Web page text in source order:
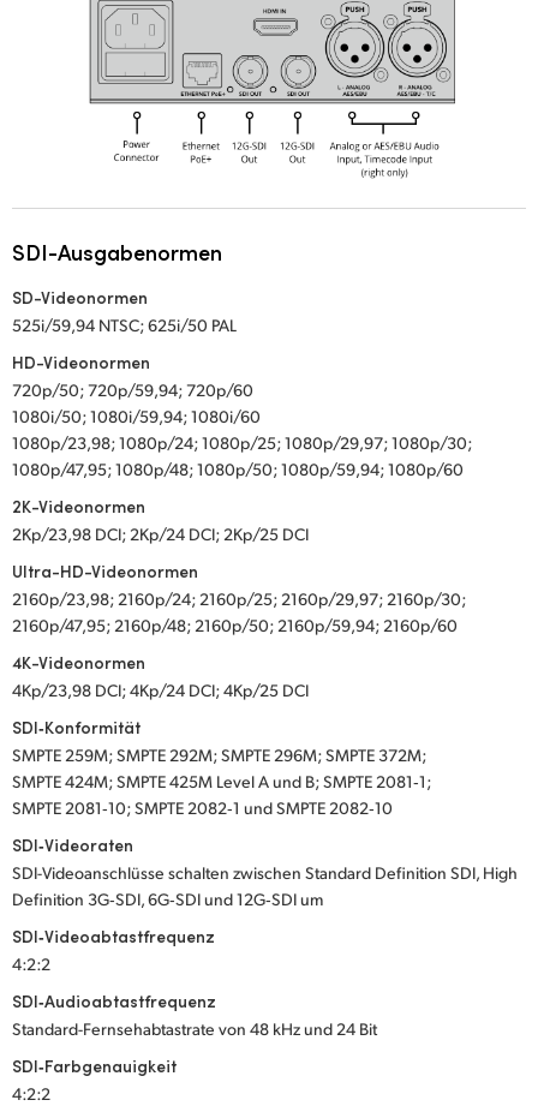
SDI-Ausgabenormen
SD-Videonormen
525i/59,94 NTSC; 625i/50 PAL
HD-Videonormen
720p/50; 720p/59,94; 720p/60
1080i/50; 1080i/59,94; 1080i/60
1080p/23,98; 1080p/24; 1080p/25; 1080p/29,97; 1080p/30;
1080p/47,95; 1080p/48; 1080p/50; 1080p/59,94; 1080p/60
2K-Videonormen
2Kp/23,98 DCI; 2Kp/24 DCI; 2Kp/25 DCI
Ultra-HD-Videonormen
2160p/23,98; 2160p/24; 2160p/25; 2160p/29,97; 2160p/30;
2160p/47,95; 2160p/48; 2160p/50; 2160p/59,94; 2160p/60
4K-Videonormen
4Kp/23,98 DCI; 4Kp/24 DCI; 4Kp/25 DCI
SDI‑Konformität
SMPTE 259M; SMPTE 292M; SMPTE 296M; SMPTE 372M;
SMPTE 424M; SMPTE 425M Level A und B; SMPTE 2081‑1;
SMPTE 2081‑10; SMPTE 2082‑1 und SMPTE 2082‑10
SDI‑Videoraten
SDI-Videoanschlüsse schalten zwischen Standard Definition SDI, High
Definition 3G‑SDI, 6G‑SDI und 12G‑SDI um
SDI‑Videoabtastfrequenz
4:2:2
SDI‑Audioabtastfrequenz
Standard-Fernsehabtastrate von 48 kHz und 24 Bit
SDI‑Farbgenauigkeit
4:2:2